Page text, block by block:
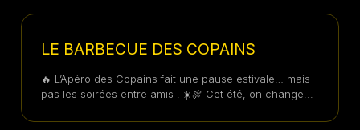
LE BARBECUE DES COPAINS
🔥 L’Apéro des Copains fait une pause estivale… mais
pas les soirées entre amis ! ☀️🍖 Cet été, on change...